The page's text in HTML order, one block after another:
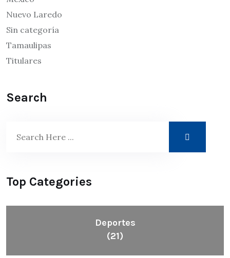
Nuevo Laredo
Sin categoría
Tamaulipas
Titulares
Search
Top Categories
Deportes
(21)